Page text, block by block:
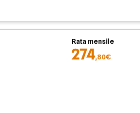
Rata mensile
274,80€